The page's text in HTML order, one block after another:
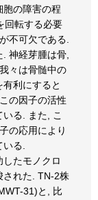
胞の障害の程
回転する必要
不可欠である.
神経芽腫は骨,
々は骨髄中の
利にすると
の因子の活性
る. また, こ
の応用により
る.
たモノクロ
された. TN-2株
31)と, 比